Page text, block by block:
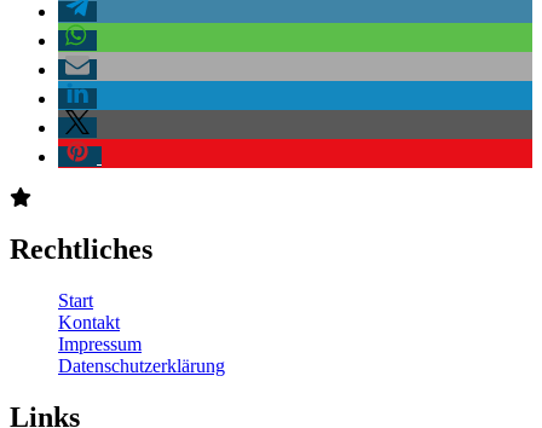
Rechtliches
Start
Kontakt
Impressum
Datenschutzerklärung
Links